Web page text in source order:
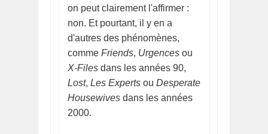
on peut clairement l'affirmer :
non. Et pourtant, il y en a
d'autres des phénomènes,
comme Friends, Urgences ou
X-Files dans les années 90,
Lost, Les Experts ou Desperate
Housewives dans les années
2000.